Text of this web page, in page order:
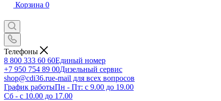
Корзина 0
Телефоны
8 800 333 60 60Единый номер
+7 950 754 89 00Дизельный сервис
shop@cdi36.rue-mail для всех вопросов
График работыПн - Пт: с 9.00 до 19.00
Сб - с 10.00 до 17.00